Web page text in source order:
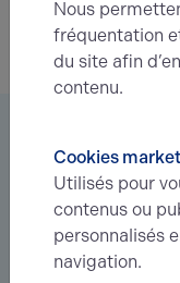
01.12.2023
Screwfix à
Déléguez votre
nouvelles offres en
Nous
fréquentation
du site afin
contenu.
Cookies
Utilisés pour
contenus ou
personnalisés
navigation.